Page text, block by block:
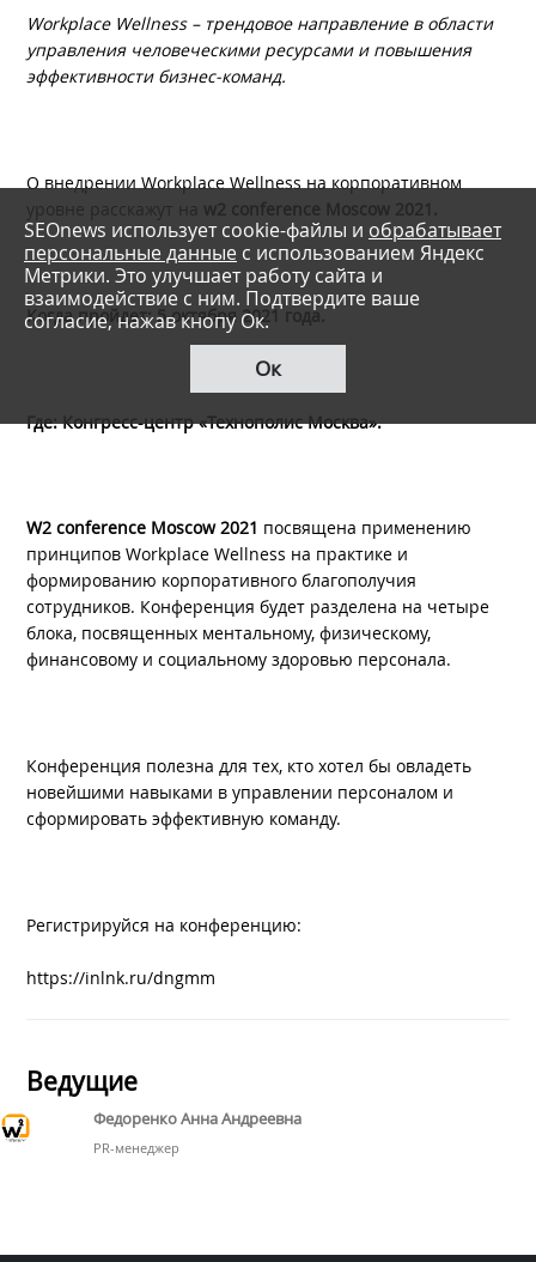
Workplace Wellness – трендовое направление в области
управления человеческими ресурсами и повышения
эффективности бизнес-команд.
О внедрении Workplace Wellness на корпоративном
уровне расскажут на w2 conference Moscow 2021.
Когда пройдет: 5 октября 2021 года.
Где: Конгресс-центр «Технополис Москва».
W2 conference Moscow 2021 посвящена применению
принципов Workplace Wellness на практике и
формированию корпоративного благополучия
сотрудников. Конференция будет разделена на четыре
блока, посвященных ментальному, физическому,
финансовому и социальному здоровью персонала.
Конференция полезна для тех, кто хотел бы овладеть
новейшими навыками в управлении персоналом и
сформировать эффективную команду.
Регистрируйся на конференцию:
https://inlnk.ru/dngmm
Ведущие
Федоренко Анна Андреевна
PR-менеджер
SEOnews использует cookie-файлы и обрабатывает
персональные данные с использованием Яндекс
Метрики. Это улучшает работу сайта и
взаимодействие с ним. Подтвердите ваше
согласие, нажав кнопу Ок.
Ок